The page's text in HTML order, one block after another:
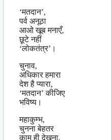
‘मतदान’,
पर्व अनूठा
आओ खूब मनाएँ,
छूटे नहीं
‘लोकतंत्र’।
चुनाव,
अधिकार हमारा
देश है प्यारा,
‘मतदान’ कीजिए
भविष्य।
महाकुम्भ,
चुनना बेहतर
काम ही देखना,